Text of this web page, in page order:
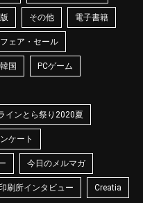
その他 電子書籍
ェア・セール
国 PCゲーム
インとら祭り2020夏
ケート
今日のメルマガ
刷所インタビュー Creatia